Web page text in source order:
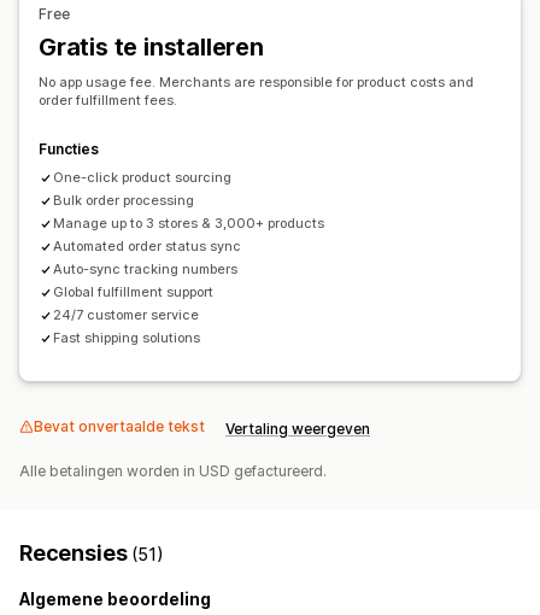
Frankrijk
Frans-Guyana
Griekenland Hongkong SAR van China
Verenigde Staten
Verzendopties
White label
Aangepast verzenden
Bestellingen volgen
Free
Gratis te installeren
No app usage fee. Merchants are responsible for product costs and
order fulfillment fees.
Functies
One-click product sourcing
Bulk order processing
Manage up to 3 stores & 3,000+ products
Automated order status sync
Auto-sync tracking numbers
Global fulfillment support
24/7 customer service
Fast shipping solutions
Bevat onvertaalde tekst Vertaling weergeven
Alle betalingen worden in USD gefactureerd.
Recensies (51)
Algemene beoordeling